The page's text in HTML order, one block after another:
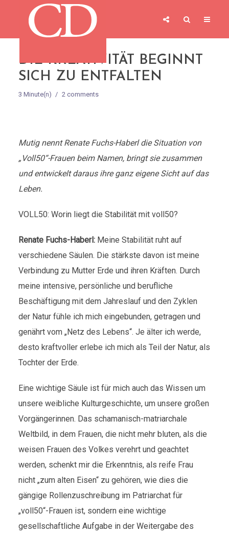
DIE KREATIVITÄT BEGINNT
SICH ZU ENTFALTEN
3 Minute(n) 2 comments
Mutig nennt Renate Fuchs-Haberl die Situation von
„Voll50“-Frauen beim Namen, bringt sie zusammen
und entwickelt daraus ihre ganz eigene Sicht auf das
Leben.
VOLL50: Worin liegt die Stabilität mit voll50?
Renate Fuchs-Haberl:Meine Stabilität ruht auf
verschiedene Säulen. Die stärkste davon ist meine
Verbindung zu Mutter Erde und ihren Kräften. Durch
meine intensive, persönliche und berufliche
Beschäftigung mit dem Jahreslauf und den Zyklen
der Natur fühle ich mich eingebunden, getragen und
genährt vom „Netz des Lebens“. Je älter ich werde,
desto kraftvoller erlebe ich mich als Teil der Natur, als
Tochter der Erde.
Eine wichtige Säule ist für mich auch das Wissen um
unsere weibliche Kulturgeschichte, um unsere großen
Vorgängerinnen. Das schamanisch-matriarchale
Weltbild, in dem Frauen, die nicht mehr bluten, als die
weisen Frauen des Volkes verehrt und geachtet
werden, schenkt mir die Erkenntnis, als reife Frau
nicht „zum alten Eisen“ zu gehören, wie dies die
gängige Rollenzuschreibung im Patriarchat für
„voll50“-Frauen ist, sondern eine wichtige
gesellschaftliche Aufgabe in der Weitergabe des